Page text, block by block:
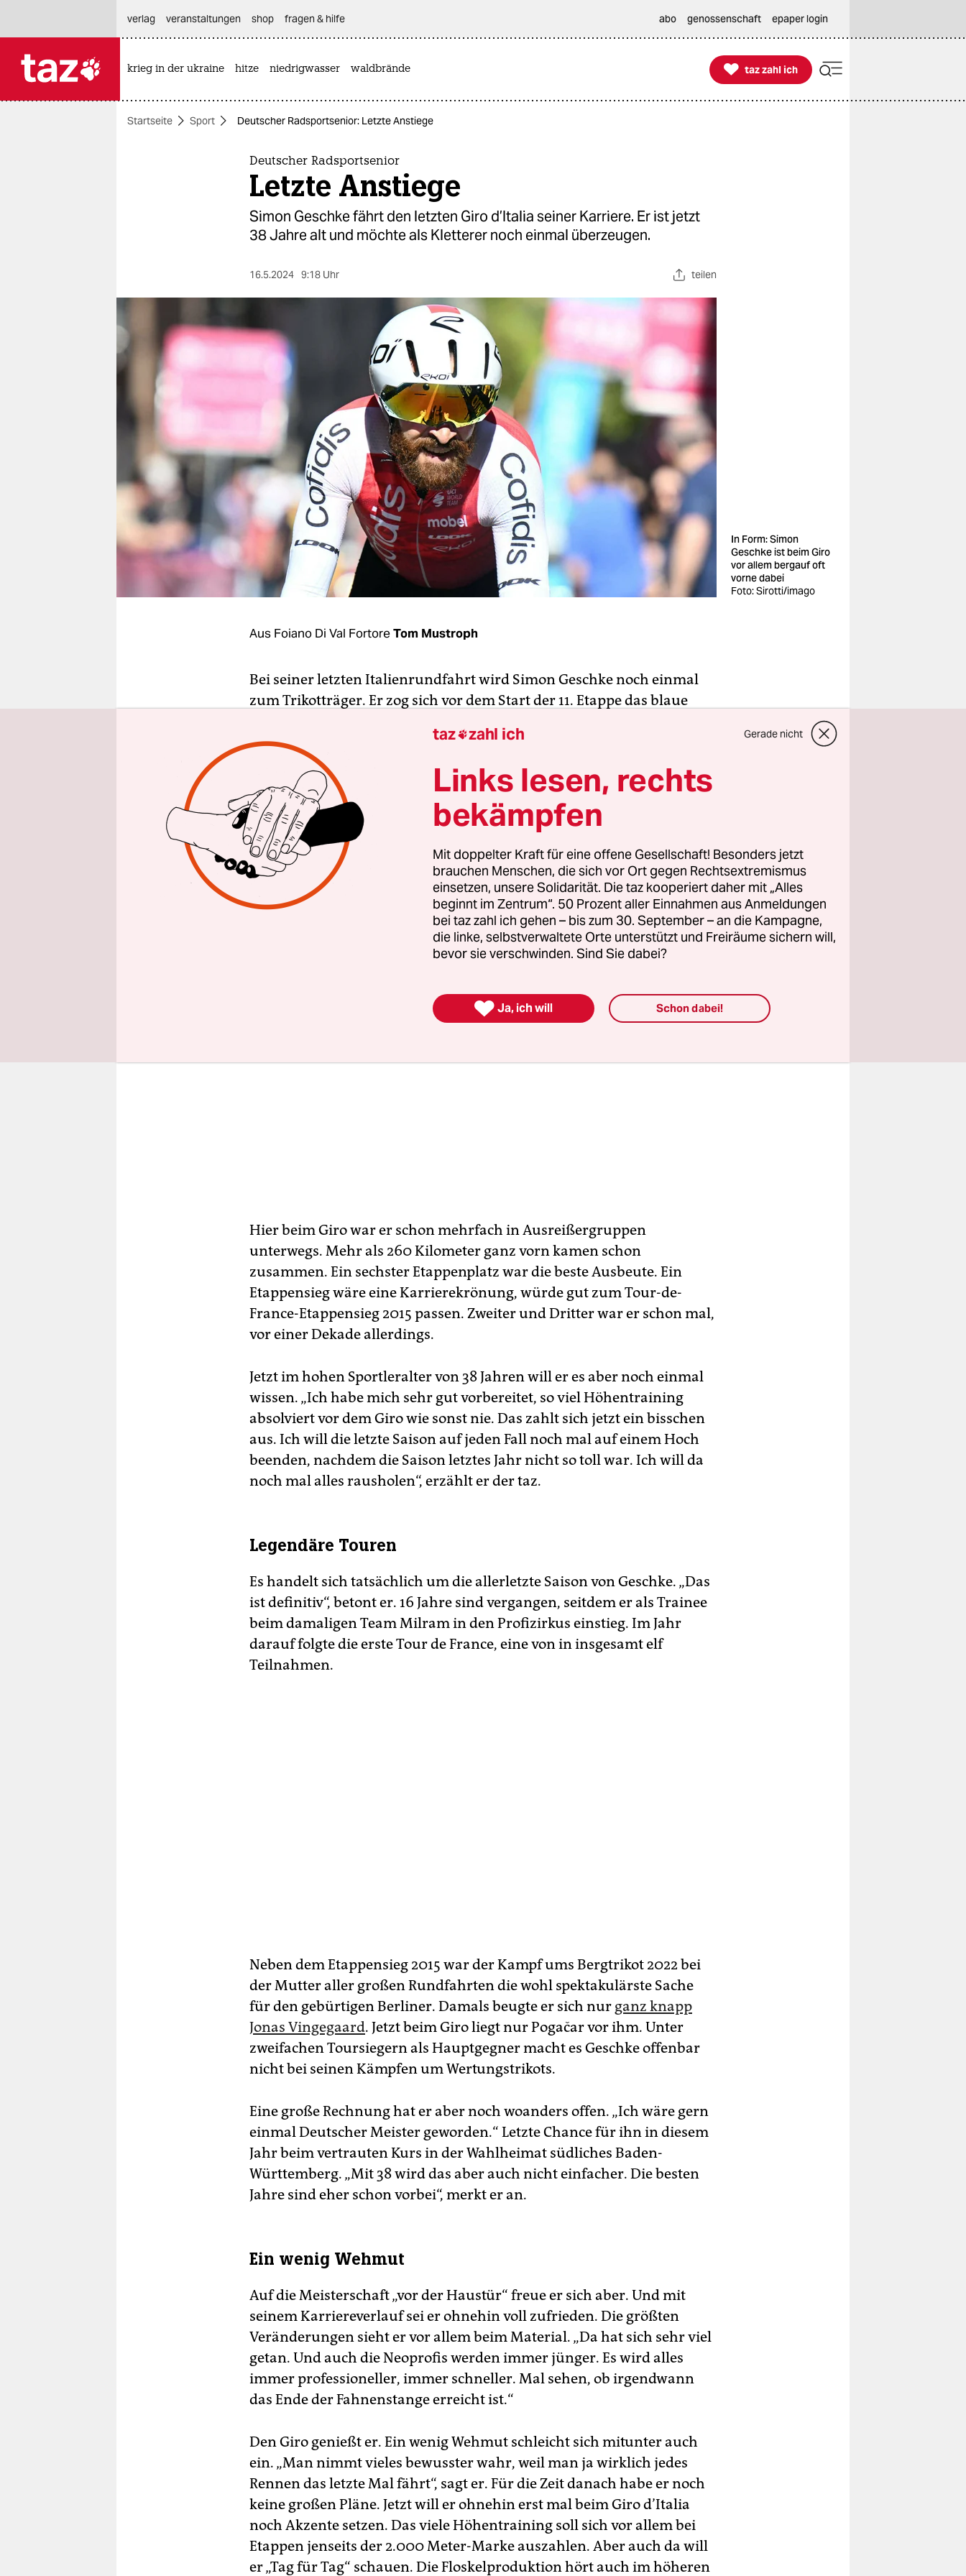
themen
nord
wahrheit
verlag
veranstaltungen
shop
fragen & hilfe
unterstützen
verlag
veranstaltungen shop fragen & hilfe abo genossenschaft epaper login
krieg in der ukraine hitze niedrigwasser waldbrände 
taz zahl ich
taz zahl ich
Startseite Sport Deutscher Radsportsenior: Letzte Anstiege
Deutscher Radsportsenior
Letzte Anstiege
Simon Geschke fährt den letzten Giro d’Italia seiner Karriere. Er ist jetzt
38 Jahre alt und möchte als Kletterer noch einmal überzeugen.
16.5.2024 9:18 Uhr teilen
In Form: Simon
Geschke ist beim Giro
vor allem bergauf oft
vorne dabei
Foto: Sirotti/imago
Aus Foiano Di Val FortoreTom Mustroph
Bei seiner letzten Italienrundfahrt wird Simon Geschke noch einmal
zum Trikotträger. Er zog sich vor dem Start der 11. Etappe das blaue
Freiburger trägt es allerdings nur stellvertretend. Führender der
Wertung ist
Geschke grämt das nicht. „Ich genieße es jetzt erst mal“, meint er.
Realistische Chancen, es Pogačar abzujagen , sieht er nicht. „Ich muss
auch sagen, dass ich sehr weit weg bin von den Punkten her, die
Wertung wirklich zu übernehmen.“ Auf die Jagd nach weiteren
Punkten will er trotzdem gehen. „Besonders zum Ende der zweiten
und dann in der dritten Woche gibt es viele Punkte. Und es geht auch
um Etappenergebnisse“, blickt er auf die folgenden Tage voraus.
Hier beim Giro war er schon mehrfach in Ausreißergruppen
unterwegs. Mehr als 260 Kilometer ganz vorn kamen schon
zusammen. Ein sechster Etappenplatz war die beste Ausbeute. Ein
Etappensieg wäre eine Karrierekrönung, würde gut zum Tour-de-
France-Etappensieg 2015 passen. Zweiter und Dritter war er schon mal,
vor einer Dekade allerdings.
Jetzt im hohen Sportleralter von 38 Jahren will er es aber noch einmal
wissen. „Ich habe mich sehr gut vorbereitet, so viel Höhentraining
absolviert vor dem Giro wie sonst nie. Das zahlt sich jetzt ein bisschen
aus. Ich will die letzte Saison auf jeden Fall noch mal auf einem Hoch
beenden, nachdem die Saison letztes Jahr nicht so toll war. Ich will da
noch mal alles rausholen“, erzählt er der taz.
Legendäre Touren
Es handelt sich tatsächlich um die allerletzte Saison von Geschke. „Das
ist definitiv“, betont er. 16 Jahre sind vergangen, seitdem er als Trainee
beim damaligen Team Milram in den Profizirkus einstieg. Im Jahr
darauf folgte die erste Tour de France, eine von in insgesamt elf
Teilnahmen.
Neben dem Etappensieg 2015 war der Kampf ums Bergtrikot 2022 bei
der Mutter aller großen Rundfahrten die wohl spektakulärste Sache
für den gebürtigen Berliner. Damals beugte er sich nur ganz knapp
Jonas Vingegaard. Jetzt beim Giro liegt nur Pogačar vor ihm. Unter
zweifachen Toursiegern als Hauptgegner macht es Geschke offenbar
nicht bei seinen Kämpfen um Wertungstrikots.
Eine große Rechnung hat er aber noch woanders offen. „Ich wäre gern
einmal Deutscher Meister geworden.“ Letzte Chance für ihn in diesem
Jahr beim vertrauten Kurs in der Wahlheimat südliches Baden-
Württemberg. „Mit 38 wird das aber auch nicht einfacher. Die besten
Jahre sind eher schon vorbei“, merkt er an.
Ein wenig Wehmut
Auf die Meisterschaft „vor der Haustür“ freue er sich aber. Und mit
seinem Karriereverlauf sei er ohnehin voll zufrieden. Die größten
Veränderungen sieht er vor allem beim Material. „Da hat sich sehr viel
getan. Und auch die Neoprofis werden immer jünger. Es wird alles
immer professioneller, immer schneller. Mal sehen, ob irgendwann
das Ende der Fahnenstange erreicht ist.“
Den Giro genießt er. Ein wenig Wehmut schleicht sich mitunter auch
ein. „Man nimmt vieles bewusster wahr, weil man ja wirklich jedes
Rennen das letzte Mal fährt“, sagt er. Für die Zeit danach habe er noch
keine großen Pläne. Jetzt will er ohnehin erst mal beim Giro d’Italia
noch Akzente setzen. Das viele Höhentraining soll sich vor allem bei
Etappen jenseits der 2.000 Meter-Marke auszahlen. Aber auch da will
er „Tag für Tag“ schauen. Die Floskelproduktion hört auch im höheren
taz zahl ich Gerade nicht
Links lesen, rechts
bekämpfen
Mit doppelter Kraft für eine offene Gesellschaft! Besonders jetzt
brauchen Menschen, die sich vor Ort gegen Rechtsextremismus
einsetzen, unsere Solidarität. Die taz kooperiert daher mit „Alles
beginnt im Zentrum“. 50 Prozent aller Einnahmen aus Anmeldungen
bei taz zahl ich gehen – bis zum 30. September – an die Kampagne,
die linke, selbstverwaltete Orte unterstützt und Freiräume sichern will,
bevor sie verschwinden. Sind Sie dabei?
 Ja, ich will Schon dabei!